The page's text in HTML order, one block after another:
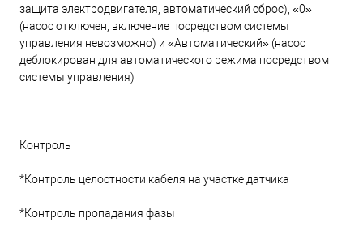
защита электродвигателя, автоматический сброс), «0»
(насос отключен, включение посредством системы
управления невозможно) и «Автоматический» (насос
деблокирован для автоматического режима посредством
системы управления)
Контроль
*Контроль целостности кабеля на участке датчика
*Контроль пропадания фазы